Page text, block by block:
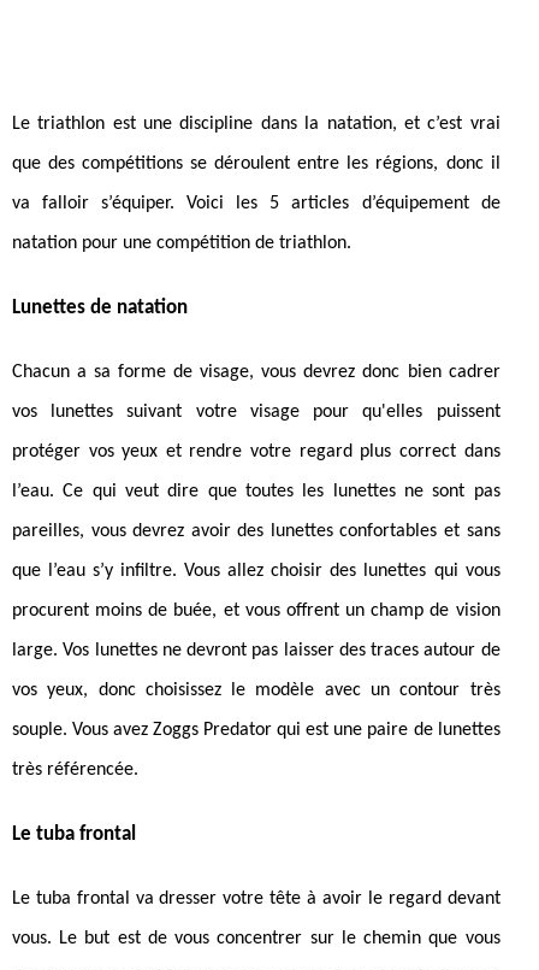
Le triathlon est une discipline dans la natation, et c’est vrai
que des compétitions se déroulent entre les régions, donc il
va falloir s’équiper. Voici les 5 articles d’équipement de
natation pour une compétition de triathlon.
Lunettes de natation
Chacun a sa forme de visage, vous devrez donc bien cadrer
vos lunettes suivant votre visage pour qu'elles puissent
protéger vos yeux et rendre votre regard plus correct dans
l’eau. Ce qui veut dire que toutes les lunettes ne sont pas
pareilles, vous devrez avoir des lunettes confortables et sans
que l’eau s’y infiltre. Vous allez choisir des lunettes qui vous
procurent moins de buée, et vous offrent un champ de vision
large. Vos lunettes ne devront pas laisser des traces autour de
vos yeux, donc choisissez le modèle avec un contour très
souple. Vous avez Zoggs Predator qui est une paire de lunettes
très référencée.
Le tuba frontal
Le tuba frontal va dresser votre tête à avoir le regard devant
vous. Le but est de vous concentrer sur le chemin que vous